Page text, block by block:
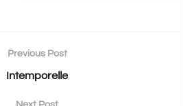
Previous Post
Intemporelle